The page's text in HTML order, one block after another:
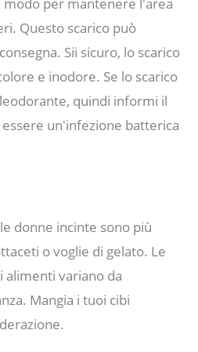
modo per mantenere l'area
Questo scarico può
Sii sicuro, lo scarico
e inodore. Se lo scarico
quindi informi il
un'infezione batterica
donne incinte sono più
o voglie di gelato. Le
variano da
Mangia i tuoi cibi